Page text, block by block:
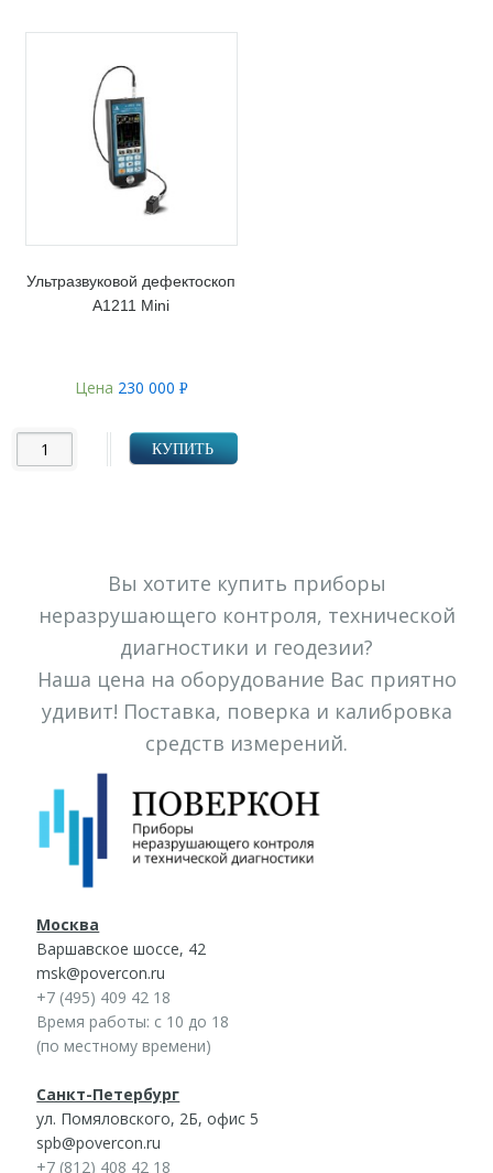
Ультразвуковой дефектоскоп
А1211 Mini
Цена 230 000 Р
КУПИТЬ
Вы хотите купить приборы
неразрушающего контроля, технической
диагностики и геодезии?
Наша цена на оборудование Вас приятно
удивит! Поставка, поверка и калибровка
средств измерений.
Москва
Варшавское шоссе, 42
msk@povercon.ru
+7 (495) 409 42 18
Время работы: с 10 до 18
(по местному времени)
Санкт-Петербург
ул. Помяловского, 2Б, офис 5
spb@povercon.ru
+7 (812) 408 42 18